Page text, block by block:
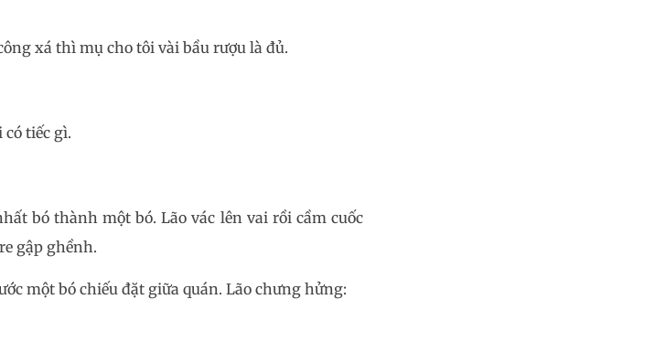
xá thì mụ cho tôi vài bầu rượu là đủ.
tiếc gì.
bó thành một bó. Lão vác lên vai rồi cầm cuốc
gập ghềnh.
một bó chiếu đặt giữa quán. Lão chưng hửng: